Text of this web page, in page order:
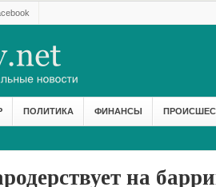
ПОЛИТИКА ФИНАНСЫ
на